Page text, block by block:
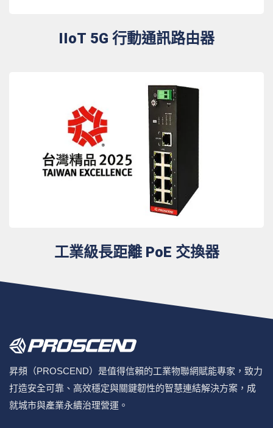
IIoT 5G 行動通訊路由器
工業級長距離 PoE 交換器
昇頻（PROSCEND）是值得信賴的工業物聯網賦能專家，致力
打造安全可靠、高效穩定與關鍵韌性的智慧連結解決方案，成
就城市與產業永續治理營運。